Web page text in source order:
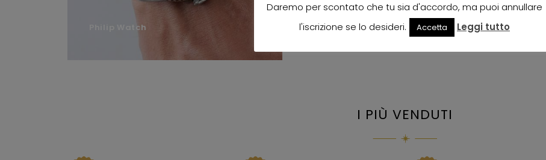
Philip Watch
I PIÙ VENDUTI
Daremo per scontato che tu sia d'accordo, ma puoi annullare
l'iscrizione se lo desideri.
Accetta Leggi tutto